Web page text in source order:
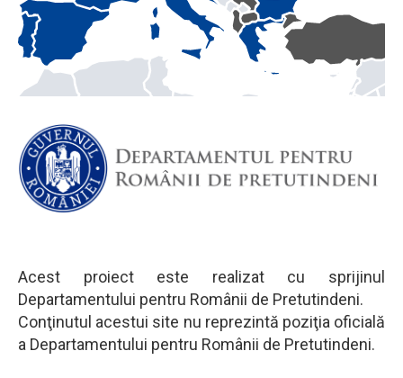
Acest proiect este realizat cu sprijinul
Departamentului pentru Românii de Pretutindeni.
Conţinutul acestui site nu reprezintă poziţia oficială
a Departamentului pentru Românii de Pretutindeni.